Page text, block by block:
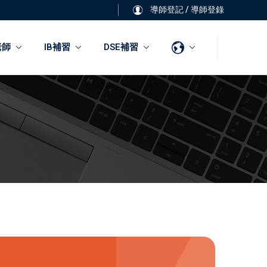
導師登記/導師登錄
IB補習 DSE補習